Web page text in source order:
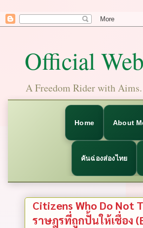
Official
A Freedom Rider with
Home About
คันฉ่องส่องไทย
Citizens Who Do Not
ราษฎรที่ถูกปั้นให้เชื่อง